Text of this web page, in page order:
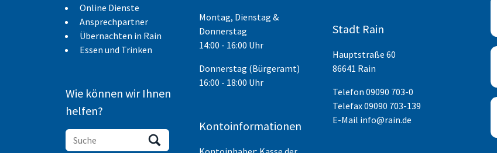
Online Dienste
Ansprechpartner
Übernachten in Rain
Essen und Trinken
Wie können wir Ihnen
helfen?
Montag, Dienstag &
Donnerstag
14:00 - 16:00 Uhr
Donnerstag (Bürgeramt)
16:00 - 18:00 Uhr
Kontoinformationen
Stadt Rain
Hauptstraße 60
86641 Rain
Telefon 09090 703-0
Telefax 09090 703-139
E-Mail info@rain.de